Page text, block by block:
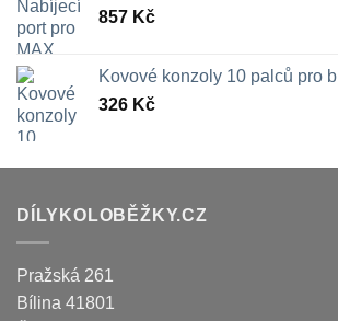
857 Kč
Kovové konzoly 10 palců pro
326 Kč
DÍLYKOLOBĚŽKY.CZ
Pražská 261
Bílina 41801